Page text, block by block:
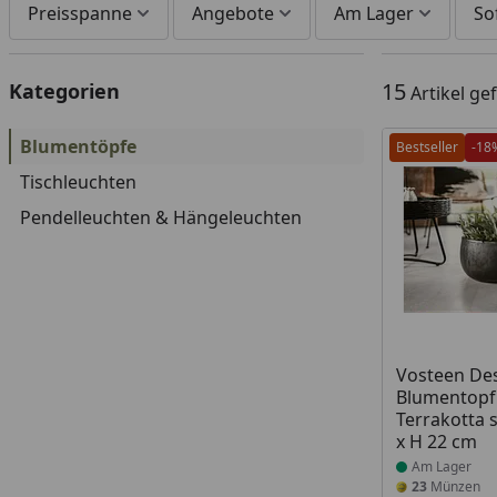
Preisspanne Angebote Am Lager
Kategorien
Blumentöpfe
Tischleuchten
Pendelleuchten & Hängeleuchten
15Artikel
Bestseller -
Vosteen
Terrakotta
x H 22 cm
Produkt am
Am Lager
23 Münzen